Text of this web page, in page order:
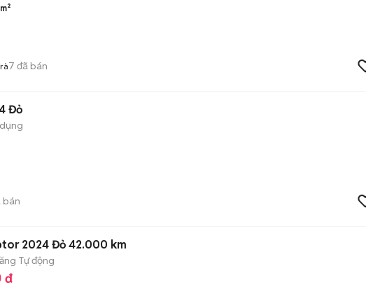
7 đã bán
Đỏ
bán
2024 Đỏ 42.000 km
Tự động
đ